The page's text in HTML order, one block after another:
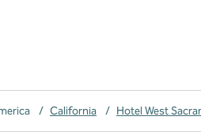
/ California / Hotel West